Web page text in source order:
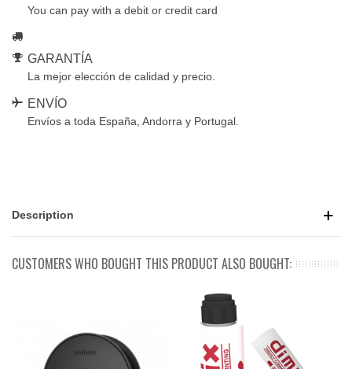
You can pay with a debit or credit card
GARANTÍA
La mejor elección de calidad y precio.
ENVÍO
Envíos a toda España, Andorra y Portugal.
Description
CUSTOMERS WHO BOUGHT THIS PRODUCT ALSO BOUGHT: